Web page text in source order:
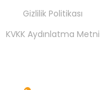
Gizlilik Politikası
KVKK Aydınlatma Metni